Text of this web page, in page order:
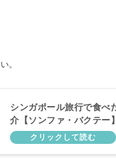
。
シンガポール旅行で食べ
介【ソンファ・バクテー】